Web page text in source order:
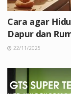
Cara agar
Dapur dan
22/11/2025